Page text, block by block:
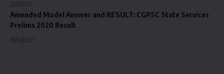
22/11/2017
Amended Model Answer and RESULT: CGPSC State Services
Prelims 2020 Result
19/03/2021